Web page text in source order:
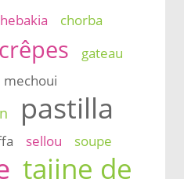
chorba
crêpes
gateau
mechoui
pastilla
sellou soupe
tajine de